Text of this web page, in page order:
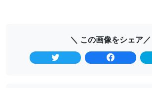
＼ この画像をシェア／